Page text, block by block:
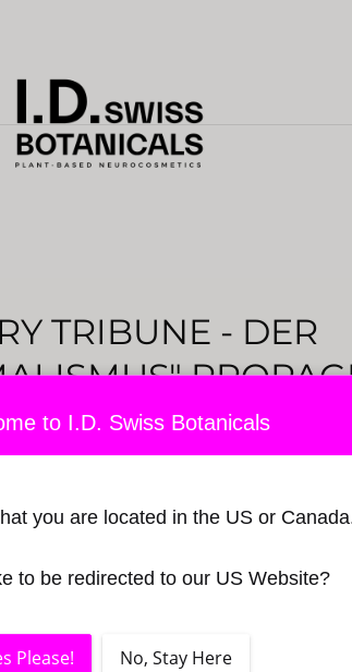
TRIBUNE - DER
AUF EIN
REDUZIERT.
am von Babylon Sciences am June 25, 2021
to I.D. Swiss Botanicals
you are located in the US or
to be redirected to our US Website?
Please! No, Stay Here